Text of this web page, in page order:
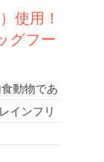
使用！
グフー
動物であ
インフリ